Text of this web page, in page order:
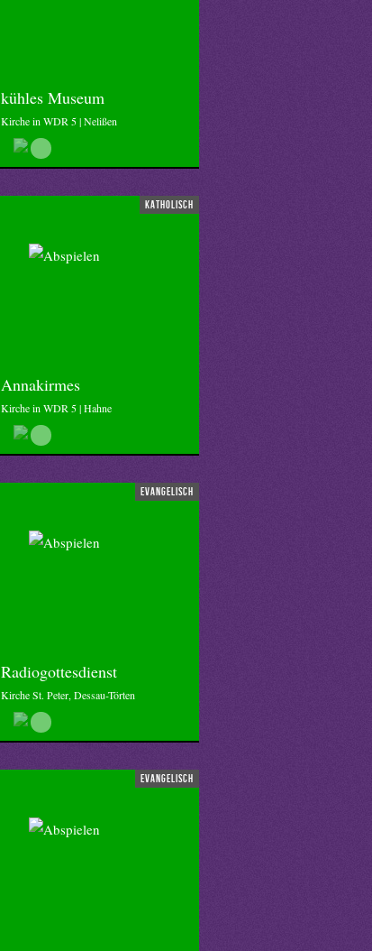
kühles Museum
Kirche in WDR 5 | Nelißen
katholisch
Annakirmes
Kirche in WDR 5 | Hahne
evangelisch
Radiogottesdienst
Kirche St. Peter, Dessau-Törten
evangelisch